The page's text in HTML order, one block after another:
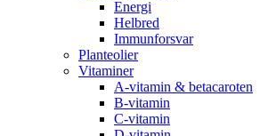
Energi
Helbred
Immunforsvar
Planteolier
Vitaminer
A-vitamin & betacaroten
B-vitamin
C-vitamin